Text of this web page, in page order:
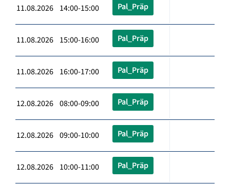
11.08.2026 14:00-15:00 Pal_Präp
11.08.2026 15:00-16:00 Pal_Präp
11.08.2026 16:00-17:00 Pal_Präp
12.08.2026 08:00-09:00 Pal_Präp
12.08.2026 09:00-10:00 Pal_Präp
12.08.2026 10:00-11:00 Pal_Präp